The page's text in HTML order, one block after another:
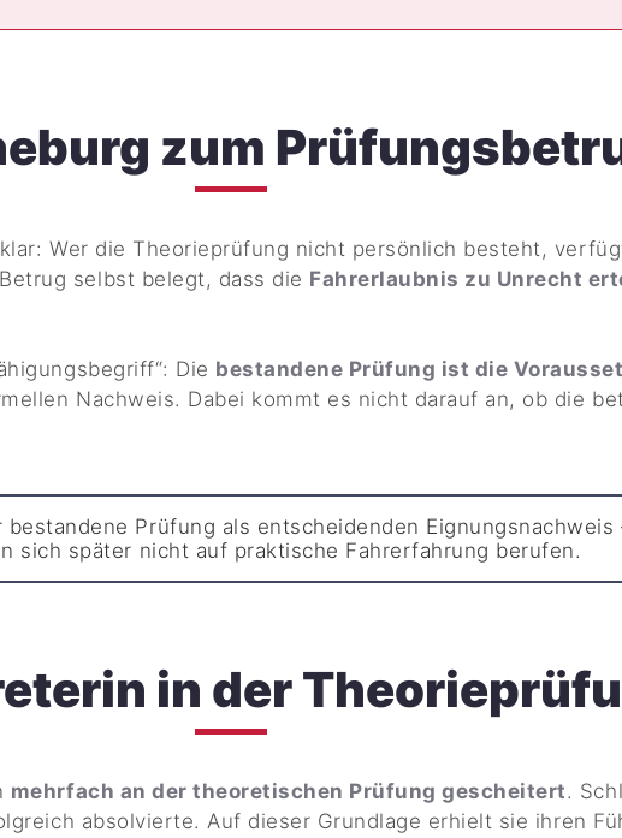
zum
Wer die Theorieprüfung nicht persönlich besteht,
selbst belegt, dass die Fahrerlaubnis zu Unrecht
Die bestandene Prüfung ist die
Nachweis. Dabei kommt es nicht darauf an, ob die
Prüfung als entscheidenden
sich später nicht auf praktische Fahrerfahrung berufen.
in der
mehrfach an der theoretischen Prüfung gescheitert.
absolvierte. Auf dieser Grundlage erhielt sie ihren